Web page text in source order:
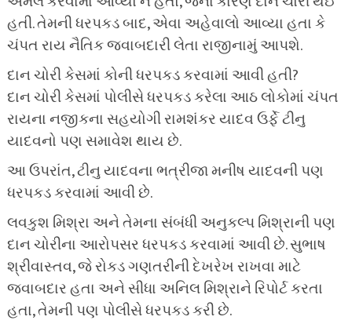
હતી. તેમની ધરપકડ બાદ, એવા અહેવાલો આવ્યા હતા કે
ચંપત રાય નૈતિક જવાબદારી લેતા રાજીનામું આપશે.
દાન ચોરી કેસમાં કોની ધરપકડ કરવામાં આવી હતી?
દાન ચોરી કેસમાં પોલીસે ધરપકડ કરેલા આઠ લોકોમાં ચંપત
રાયના નજીકના સહયોગી રામશંકર યાદવ ઉર્ફે ટીનુ
યાદવનો પણ સમાવેશ થાય છે.
આ ઉપરાંત, ટીનુ યાદવના ભત્રીજા મનીષ યાદવની પણ
ધરપકડ કરવામાં આવી છે.
લવકુશ મિશ્રા અને તેમના સંબંધી અનુકલ્પ મિશ્રાની પણ
દાન ચોરીના આરોપસર ધરપકડ કરવામાં આવી છે. સુભાષ
શ્રીવાસ્તવ, જે રોકડ ગણતરીની દેખરેખ રાખવા માટે
જવાબદાર હતા અને સીધા અનિલ મિશ્રાને રિપોર્ટ કરતા
હતા, તેમની પણ પોલીસે ધરપકડ કરી છે.